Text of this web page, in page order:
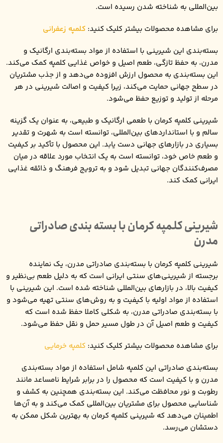
بین‌المللی به شناخته شدن رسیده است.
برای مشاهده محصولات بیشتر کلیک کنید: کلمپه زعفرانی
بسته‌بندی این شیرینی با استفاده از مواد بسته‌بندی ارگانیک و
مدرن، به حفظ تازگی، طعم اصیل و خواص غذایی کلمپه کمک می‌کند.
این بسته‌بندی به محصول ارزش افزوده می‌دهد و از جذب مشتریان
در سطح جهانی حمایت می‌کند، زیرا کیفیت و اصالت شیرینی در هر
مرحله از تولید و توزیع حفظ می‌شود.
شیرینی کلمپه کرمان با طعمی ارگانیک و طبیعی، به عنوان یک گزینه
سالم و با استانداردهای بین‌المللی، توانسته است به شهرت و تقدیر
بسیاری در بازارهای جهانی دست یابد. این محصول با تأکید بر کیفیت
و طعم خاص خود، توانسته است به یک انتخاب مورد علاقه در میان
مصرف‌کنندگان جهانی تبدیل شود و به ترویج فرهنگ و ذائقه غذایی
ایرانی کمک کند.
شیرینی کلمپه کرمان با بسته ‌بندی صادراتی
مدرن
شیرینی کلمپه کرمان با بسته‌بندی صادراتی مدرن، یک نماینده
برجسته از شیرینی‌های سنتی ایرانی است که به دلیل طعم بی‌نظیر و
کیفیت بالا، در بازارهای بین‌المللی شناخته شده است. این شیرینی با
استفاده از مواد اولیه با کیفیت و به روش‌های سنتی تهیه می‌شود و
با بسته‌بندی صادراتی مدرن، به شکلی کاملا حفظ شده است که
کیفیت و طعم اصیل آن در طول مسیر حمل و نقل حفظ می‌شود.
برای مشاهده محصولات بیشتر کلیک کنید: کلمپه خرمایی
بسته‌بندی صادراتی این کلمپه شامل استفاده از مواد بسته‌بندی
مدرن و با کیفیت است که محصول را در برابر شرایط نامساعد مانند
رطوبت و نور محافظت می‌کند. این بسته‌بندی همچنین به کشف و
شناسایی محصول برای مشتریان بین‌المللی کمک می‌کند و به آن‌ها
اطمینان می‌دهد که شیرینی کلمپه کرمان به بهترین شکل ممکن به
دستشان می‌رسد.